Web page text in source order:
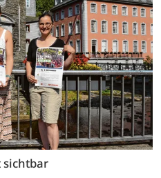
sichtbar